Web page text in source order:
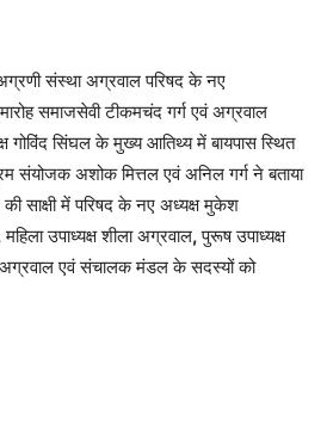
संस्था अग्रवाल परिषद के नए
समाजसेवी टीकमचंद गर्ग एवं अग्रवाल
गोविंद सिंघल के मुख्य आतिथ्य में बायपास स्थित
संयोजक अशोक मित्तल एवं अनिल गर्ग ने बताया
साक्षी में परिषद के नए अध्यक्ष मुकेश
महिला उपाध्यक्ष शीला अग्रवाल,पुरूष उपाध्यक्ष
अग्रवाल एवं संचालक मंडल के सदस्यों को